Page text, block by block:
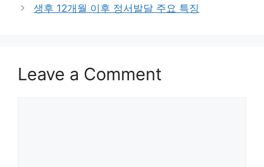
생후 12개월 이후 정서발달 주요 특징
Leave a Comment